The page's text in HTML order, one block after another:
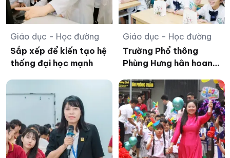
Giáo dục - Học đường
Sắp xếp để kiến tạo hệ
thống đại học mạnh
Giáo dục - Học đường
Trường Phổ thông
Phùng Hưng hân hoan
năm 2026